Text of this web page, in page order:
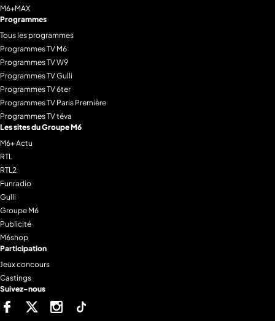
M6+MAX
Programmes
Tous les programmes
Programmes TV M6
Programmes TV W9
Programmes TV Gulli
Programmes TV 6ter
Programmes TV Paris Première
Programmes TV téva
Les sites du Groupe M6
M6+ Actu
RTL
RTL2
Funradio
Gulli
Groupe M6
Publicité
M6shop
Participation
Jeux concours
Castings
Suivez-nous
FacebookTwitter Instagram